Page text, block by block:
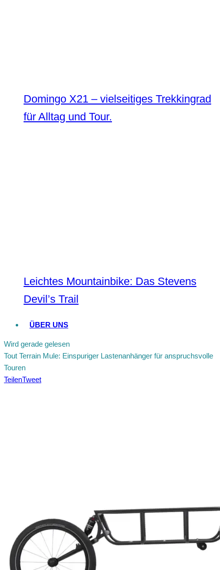
Domingo X21 – vielseitiges Trekkingrad
für Alltag und Tour.
Leichtes Mountainbike: Das Stevens
Devil’s Trail
ÜBER UNS
Wird gerade gelesen
Tout Terrain Mule: Einspuriger Lastenanhänger für anspruchsvolle
Touren
TeilenTweet